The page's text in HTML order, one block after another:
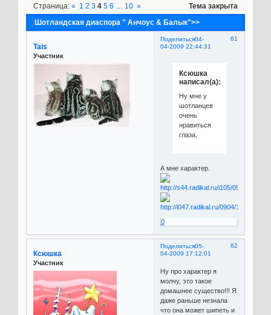
Шотландская диаспора " Анчоус & Балык">>
Страница: « 1 2 3 4 5 6 … 10 » Тема закрыта
Поделиться 61
04-
04-2009 22:44:31
Tais
Участник
Ксюшка
написал(а):
Ну мне у
шотланцев
очень
нравиться
глаза,
А мне характер.
0
Поделиться 62
05-
04-2009 17:12:01
Ксюшка
Участник
Ну про характер я
молчу, это такое
домашнее существо!!! Я
даже раньше незнала
что она может шипеть и